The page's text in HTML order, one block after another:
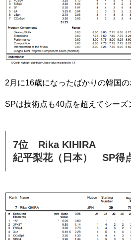
2月に16歳になったばかりの韓国の
SPは技術点も40点を超えてシーズ
7位 Rika KIHIRA
紀平梨花（日本） SP得